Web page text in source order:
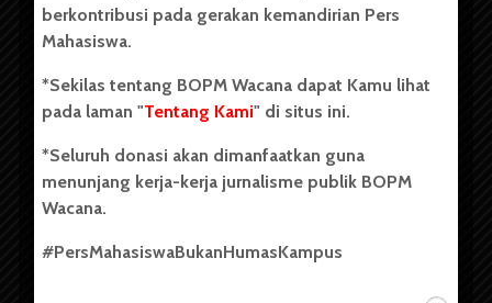
Kontribusi
Info Iklan
Pedoman Media Siber
Kode Etik Jurnalistik
berkontribusi pada gerakan kemandirian Pers
Mahasiswa.
*Sekilas tentang BOPM Wacana dapat Kamu lihat
pada laman "Tentang Kami" di situs ini.
*Seluruh donasi akan dimanfaatkan guna
menunjang kerja-kerja jurnalisme publik BOPM
Wacana.
#PersMahasiswaBukanHumasKampus